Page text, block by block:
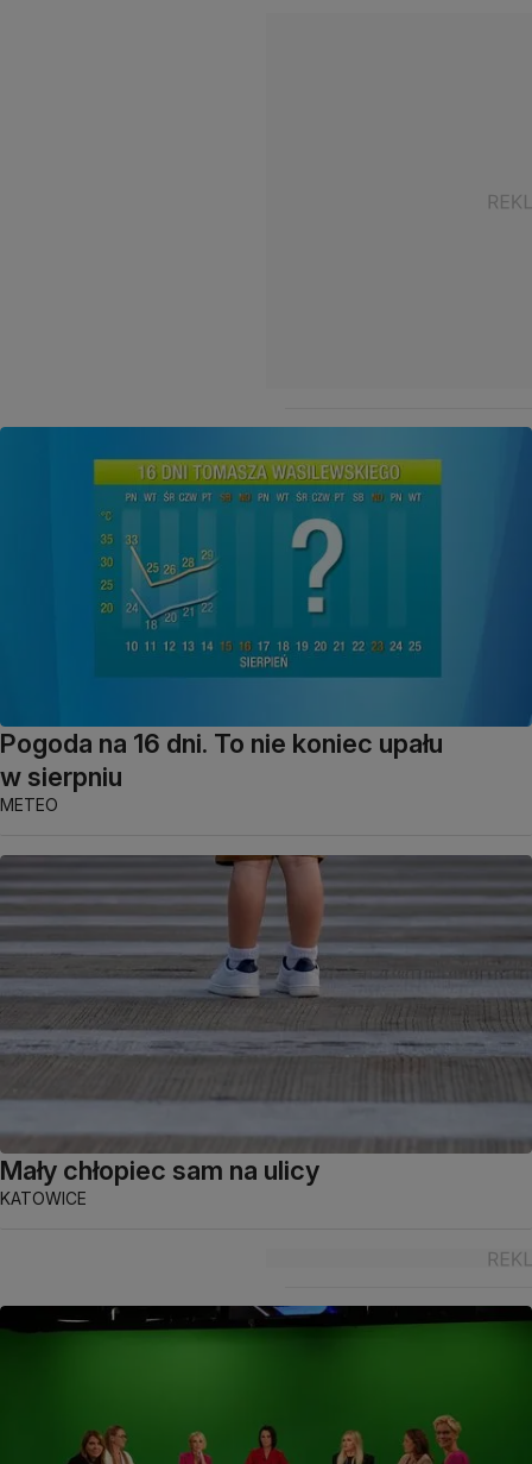
Pogoda na 16 dni. To nie koniec upału
w sierpniu
METEO
Mały chłopiec sam na ulicy
KATOWICE